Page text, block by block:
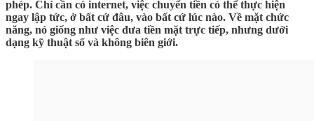
phép. Chỉ cần có internet, việc chuyển tiền có thể thực hiện
ngay lập tức, ở bất cứ đâu, vào bất cứ lúc nào. Về mặt chức
năng, nó giống như việc đưa tiền mặt trực tiếp, nhưng dưới
dạng kỹ thuật số và không biên giới.